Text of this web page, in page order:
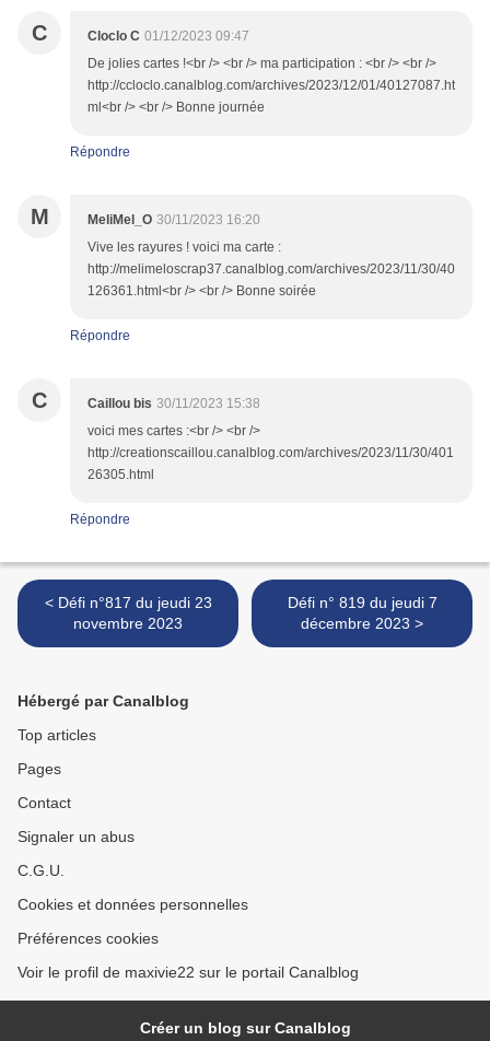
C Cloclo C 01/12/2023 09:47
De jolies cartes !<br /> <br /> ma participation : <br /> <br />
http://ccloclo.canalblog.com/archives/2023/12/01/40127087.ht
ml<br /> <br /> Bonne journée
Répondre
M MeliMel_O 30/11/2023 16:20
Vive les rayures ! voici ma carte :
http://melimeloscrap37.canalblog.com/archives/2023/11/30/40
126361.html<br /> <br /> Bonne soirée
Répondre
C Caillou bis 30/11/2023 15:38
voici mes cartes :<br /> <br />
http://creationscaillou.canalblog.com/archives/2023/11/30/401
26305.html
Répondre
< Défi n°817 du jeudi 23
novembre 2023
Défi n° 819 du jeudi 7
décembre 2023 >
Hébergé par Canalblog
Top articles
Pages
Contact
Signaler un abus
C.G.U.
Cookies et données personnelles
Préférences cookies
Voir le profil de maxivie22 sur le portail Canalblog
Créer un blog sur Canalblog